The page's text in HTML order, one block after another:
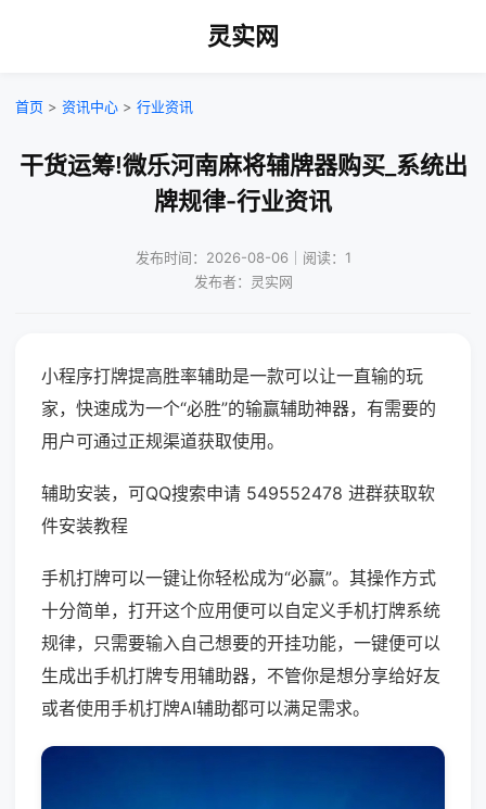
灵实网
首页 > 资讯中心 > 行业资讯
干货运筹!微乐河南麻将辅牌器购买_系统出
牌规律-行业资讯
发布时间：2026-08-06｜阅读：1
发布者：灵实网
小程序打牌提高胜率辅助是一款可以让一直输的玩
家，快速成为一个“必胜”的输赢辅助神器，有需要的
用户可通过正规渠道获取使用。
辅助安装，可QQ搜索申请 549552478 进群获取软
件安装教程
手机打牌可以一键让你轻松成为“必赢”。其操作方式
十分简单，打开这个应用便可以自定义手机打牌系统
规律，只需要输入自己想要的开挂功能，一键便可以
生成出手机打牌专用辅助器，不管你是想分享给好友
或者使用手机打牌AI辅助都可以满足需求。